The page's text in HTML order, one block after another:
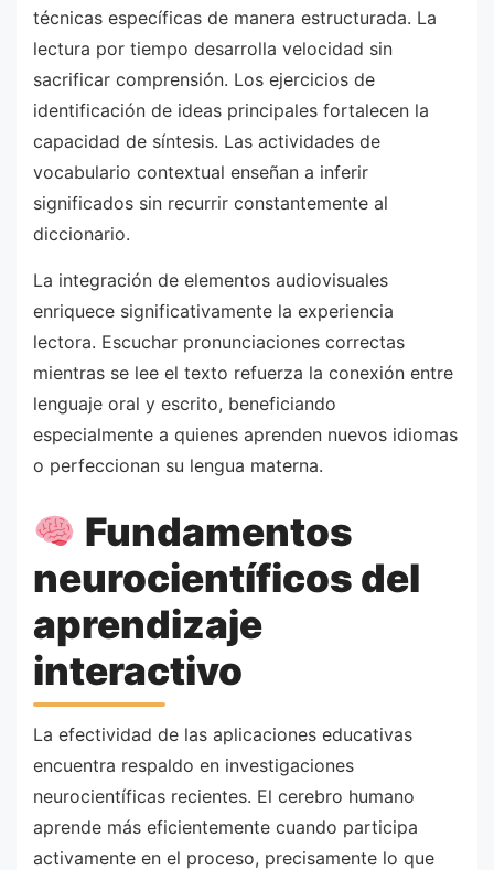
técnicas específicas de manera estructurada. La
lectura por tiempo desarrolla velocidad sin
sacrificar comprensión. Los ejercicios de
identificación de ideas principales fortalecen la
capacidad de síntesis. Las actividades de
vocabulario contextual enseñan a inferir
significados sin recurrir constantemente al
diccionario.
La integración de elementos audiovisuales
enriquece significativamente la experiencia
lectora. Escuchar pronunciaciones correctas
mientras se lee el texto refuerza la conexión entre
lenguaje oral y escrito, beneficiando
especialmente a quienes aprenden nuevos idiomas
o perfeccionan su lengua materna.
Fundamentos
neurocientíficos del
aprendizaje
interactivo
La efectividad de las aplicaciones educativas
encuentra respaldo en investigaciones
neurocientíficas recientes. El cerebro humano
aprende más eficientemente cuando participa
activamente en el proceso, precisamente lo que